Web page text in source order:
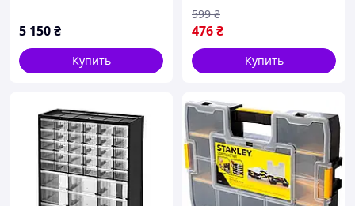
5 150₴
Купить
476₴
599 ₴
Купить